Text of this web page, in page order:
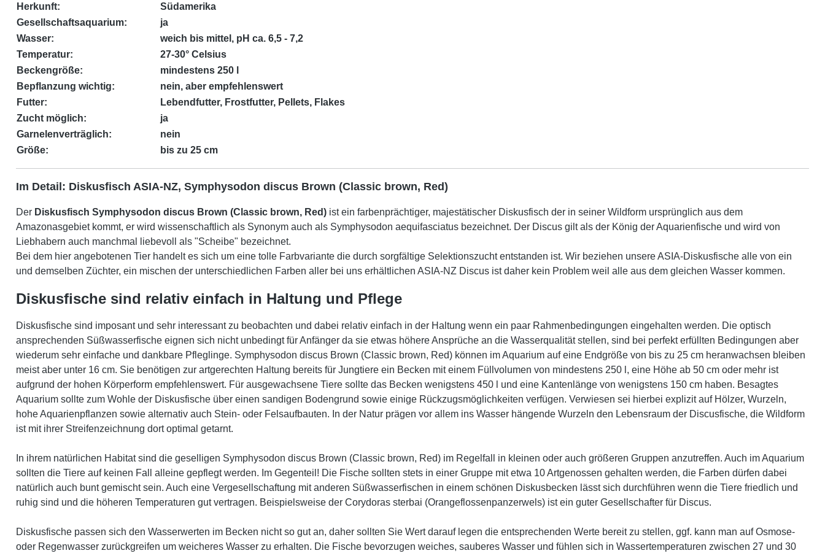
Herkunft:
Südamerika
Gesellschaftsaquarium:
ja
Wasser:
weich bis mittel, pH ca. 6,5 - 7,2
Temperatur:
27-30° Celsius
Beckengröße:
mindestens 250 l
Bepflanzung wichtig:
nein, aber empfehlenswert
Futter:
Lebendfutter, Frostfutter, Pellets, Flakes
Zucht möglich:
ja
Garnelenverträglich:
nein
Größe:
bis zu 25 cm
Im Detail: Diskusfisch ASIA-NZ, Symphysodon discus Brown (Classic brown, Red)
Der Diskusfisch Symphysodon discus Brown (Classic brown, Red) ist ein farbenprächtiger, majestätischer Diskusfisch der in seiner Wildform ursprünglich aus dem
Amazonasgebiet kommt, er wird wissenschaftlich als Synonym auch als Symphysodon aequifasciatus bezeichnet. Der Discus gilt als der König der Aquarienfische und wird von
Liebhabern auch manchmal liebevoll als "Scheibe" bezeichnet.
Bei dem hier angebotenen Tier handelt es sich um eine tolle Farbvariante die durch sorgfältige Selektionszucht entstanden ist. Wir beziehen unsere ASIA-Diskusfische alle von ein
und demselben Züchter, ein mischen der unterschiedlichen Farben aller bei uns erhältlichen ASIA-NZ Discus ist daher kein Problem weil alle aus dem gleichen Wasser kommen.
Diskusfische sind relativ einfach in Haltung und Pflege
Diskusfische sind imposant und sehr interessant zu beobachten und dabei relativ einfach in der Haltung wenn ein paar Rahmenbedingungen eingehalten werden. Die optisch
ansprechenden Süßwasserfische eignen sich nicht unbedingt für Anfänger da sie etwas höhere Ansprüche an die Wasserqualität stellen, sind bei perfekt erfüllten Bedingungen aber
wiederum sehr einfache und dankbare Pfleglinge. Symphysodon discus Brown (Classic brown, Red) können im Aquarium auf eine Endgröße von bis zu 25 cm heranwachsen bleiben
meist aber unter 16 cm. Sie benötigen zur artgerechten Haltung bereits für Jungtiere ein Becken mit einem Füllvolumen von mindestens 250 l, eine Höhe ab 50 cm oder mehr ist
aufgrund der hohen Körperform empfehlenswert. Für ausgewachsene Tiere sollte das Becken wenigstens 450 l und eine Kantenlänge von wenigstens 150 cm haben. Besagtes
Aquarium sollte zum Wohle der Diskusfische über einen sandigen Bodengrund sowie einige Rückzugsmöglichkeiten verfügen. Verwiesen sei hierbei explizit auf Hölzer, Wurzeln,
hohe Aquarienpflanzen sowie alternativ auch Stein- oder Felsaufbauten. In der Natur prägen vor allem ins Wasser hängende Wurzeln den Lebensraum der Discusfische, die Wildform
ist mit ihrer Streifenzeichnung dort optimal getarnt.
In ihrem natürlichen Habitat sind die geselligen Symphysodon discus Brown (Classic brown, Red) im Regelfall in kleinen oder auch größeren Gruppen anzutreffen. Auch im Aquarium
sollten die Tiere auf keinen Fall alleine gepflegt werden. Im Gegenteil! Die Fische sollten stets in einer Gruppe mit etwa 10 Artgenossen gehalten werden, die Farben dürfen dabei
natürlich auch bunt gemischt sein. Auch eine Vergesellschaftung mit anderen Süßwasserfischen in einem schönen Diskusbecken lässt sich durchführen wenn die Tiere friedlich und
ruhig sind und die höheren Temperaturen gut vertragen. Beispielsweise der Corydoras sterbai (Orangeflossenpanzerwels) ist ein guter Gesellschafter für Discus.
Diskusfische passen sich den Wasserwerten im Becken nicht so gut an, daher sollten Sie Wert darauf legen die entsprechenden Werte bereit zu stellen, ggf. kann man auf Osmose-
oder Regenwasser zurückgreifen um weicheres Wasser zu erhalten. Die Fische bevorzugen weiches, sauberes Wasser und fühlen sich in Wassertemperaturen zwischen 27 und 30